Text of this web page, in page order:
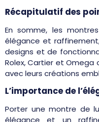
Récapitulatif des
En somme, les
élégance et
designs et de
Rolex, Cartier et
avec leurs créations
L’importance de
Porter une montre de
élégance et un